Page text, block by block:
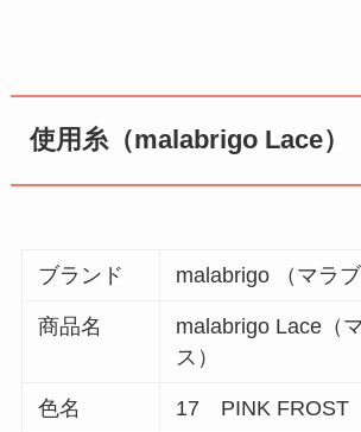
使用糸（malabrigo Lace
ブランド malabrigo （マラブ
商品名
malabrigo Lace（
ス）
色名 17 PINK FROST